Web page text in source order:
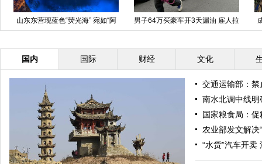
山东东营现蓝色“荧光海” 宛如“阿
凡达世界”
男子64万买豪车开3天漏油 雇人拉
车游街
国内 国际 财经 文化
交通运输部：
南水北调中线
国家粮食局：
农业部发文解决
“水货”汽车开卖